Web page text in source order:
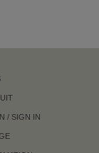
/ SIGN IN